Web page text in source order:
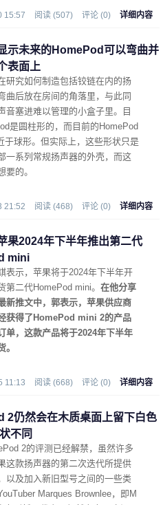
15:57 阅读 (507) 评论 (0) 详细内容
示未来的HomePod可以弯曲并
表面上
研究如何制造包括铰链在内的扬
曲后放在房间的角落里，与此同
音塞进难以管理的小盒子里。目
是圆柱形的，而目前的HomePod
于球形。但实际上，这些形状只是
一系列常规扬声器的外壳，而这
要的。
21:52 阅读 (468) 评论 (0) 详细内容
果2024年下半年推出第二代
mini
表示，苹果将于2024年下半年开
第二代HomePod mini。 在他分享
新推文中，郭表示，苹果供应商
获得了‌HomePod mini 2的产品
单，这款产品将于2024年下半年
。
11:13 阅读 (668) 评论 (0) 详细内容
2仍然会在木质桌面上留下白色
不同
2的评测已经解禁，虽然许多
这款扬声器的第二次迭代所提供
以及加入新旧型号之间的一些类
Marques Brownlee，即M